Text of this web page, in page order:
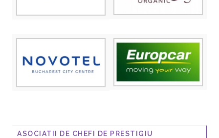
ASOCIATII DE CHEFI DE PRESTIGIU